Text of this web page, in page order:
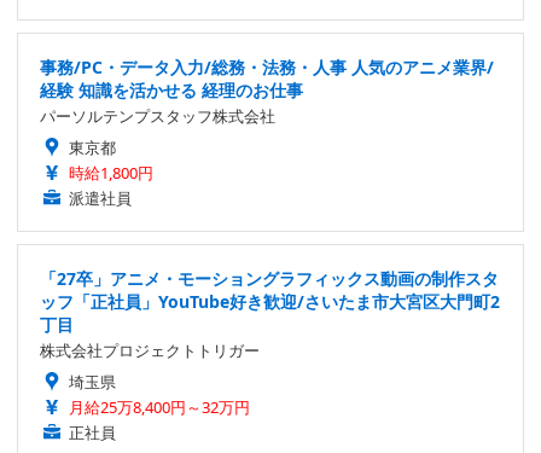
事務/PC・データ入力/総務・法務・人事 人気のアニメ業界/
経験 知識を活かせる 経理のお仕事
パーソルテンプスタッフ株式会社
東京都
時給1,800円
派遣社員
「27卒」アニメ・モーショングラフィックス動画の制作スタ
ッフ「正社員」YouTube好き歓迎/さいたま市大宮区大門町2
丁目
株式会社プロジェクトトリガー
埼玉県
月給25万8,400円～32万円
正社員